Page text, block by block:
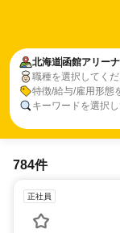
北海道函館アリー
職種を選択してく
特徴/給与/雇用形態
キーワードを選択
784件
正社員